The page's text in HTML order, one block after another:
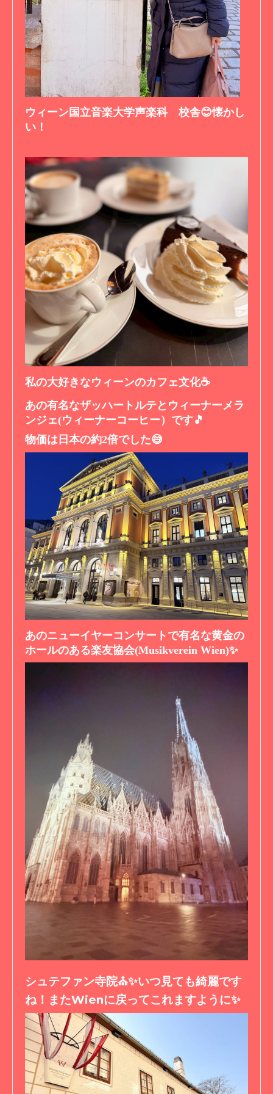
ウィーン国立音楽大学声楽科 校舎😊懐かし
い！
私の大好きなウィーンのカフェ文化☕️
あの有名なザッハートルテとウィーナーメラ
ンジェ(ウィーナーコーヒー）です🎵
物価は日本の約2倍でした😅
あのニューイヤーコンサートで有名な黄金の
ホールのある楽友協会(Musikverein Wien)✨
シュテファン寺院⛪️✨いつ見ても綺麗です
ね！またWienに戻ってこれますように✨